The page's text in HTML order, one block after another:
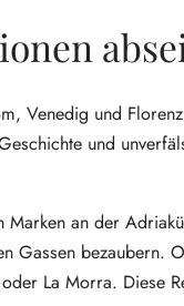
Venedig und
und
an der
Gassen
La Morra. Diese